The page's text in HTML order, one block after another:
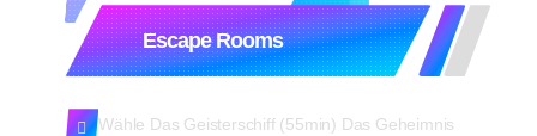
Escape Rooms
Wähle Das Geisterschiff (55min) Das Geheimnis